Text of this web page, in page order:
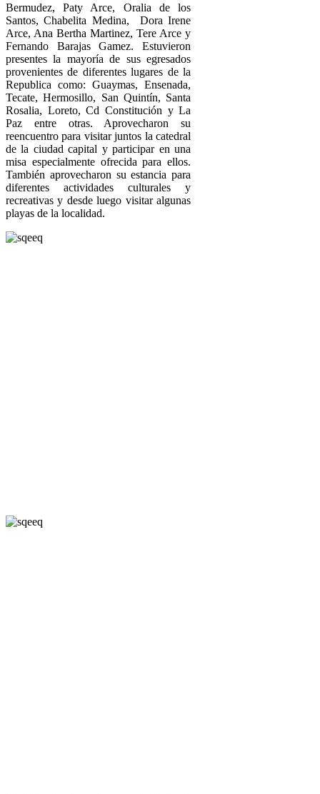
Bermudez, Paty Arce, Oralia de los
Santos, Chabelita Medina, Dora Irene
Arce, Ana Bertha Martinez, Tere Arce y
Fernando Barajas Gamez. Estuvieron
presentes la mayoría de sus egresados
provenientes de diferentes lugares de la
Republica como: Guaymas, Ensenada,
Tecate, Hermosillo, San Quintín, Santa
Rosalia, Loreto, Cd Constitución y La
Paz entre otras. Aprovecharon su
reencuentro para visitar juntos la catedral
de la ciudad capital y participar en una
misa especialmente ofrecida para ellos.
También aprovecharon su estancia para
diferentes actividades culturales y
recreativas y desde luego visitar algunas
playas de la localidad.